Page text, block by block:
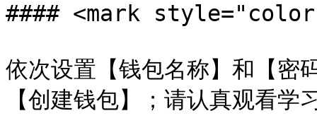
#### <mark
依次设置【钱包名称】和【密
【创建钱包】；请认真观看